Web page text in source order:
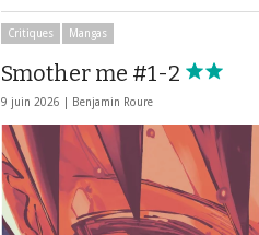
Critiques Mangas
Smother me #1-2
9 juin 2026 | Benjamin Roure